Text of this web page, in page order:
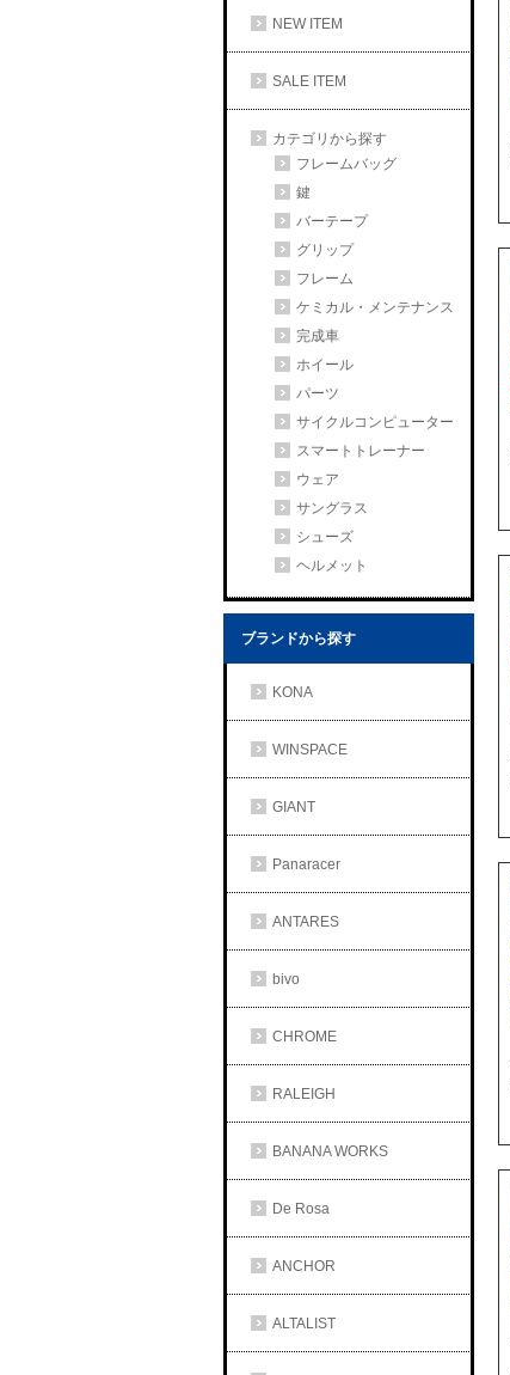
NEW ITEM
SALE ITEM
カテゴリから探す
フレームバッグ
鍵
バーテープ
グリップ
フレーム
ケミカル・メンテナンス
完成車
ホイール
パーツ
サイクルコンピューター
スマートトレーナー
ウェア
サングラス
シューズ
ヘルメット
ブランドから探す
KONA
WINSPACE
GIANT
Panaracer
ANTARES
bivo
CHROME
RALEIGH
BANANA WORKS
De Rosa
ANCHOR
ALTALIST